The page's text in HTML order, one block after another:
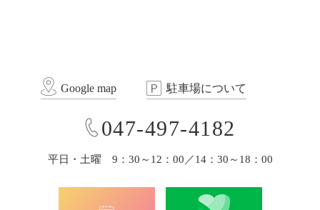
Google map 駐車場について
047-497-4182
平日・土曜 9：30～12：00／14：30～18：00